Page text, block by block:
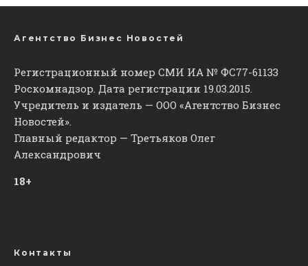
Агентство Бизнес Новостей
Регистрационный номер СМИ ИА № ФС77-61133
Роскомнадзор. Дата регистрации 19.03.2015.
Учредитель и издатель — ООО «Агентство Бизнес
Новостей».
Главный редактор — Третьяков Олег
Александрович
18+
Контакты